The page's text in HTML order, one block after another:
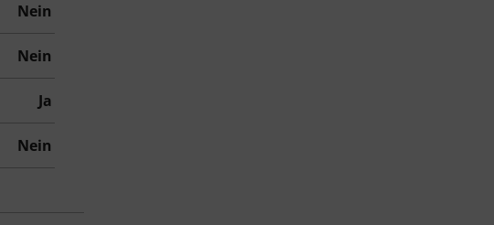
Nein
Nein
Ja
Nein